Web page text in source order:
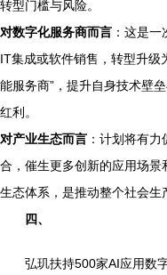
转型门槛与风险。
对数字化服务商而言 ：这是
IT集成或软件销售，转型升级
能服务商”，提升自身技术壁
红利。
对产业生态而言 ：计划将有
合，催生更多创新的应用场
生态体系，是推动整个社会生
四、
弘玑扶持500家AI应用数